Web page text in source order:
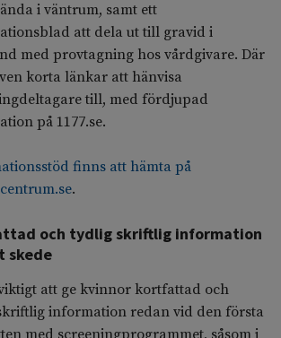
i väntrum, samt ett
att dela ut till gravid i
med provtagning hos vårdgivare. Där
korta länkar att hänvisa
till, med fördjupad
på 1177.se.
finns att hämta på
.
och tydlig skriftlig information
skede
att ge kvinnor kortfattad och
information redan vid den första